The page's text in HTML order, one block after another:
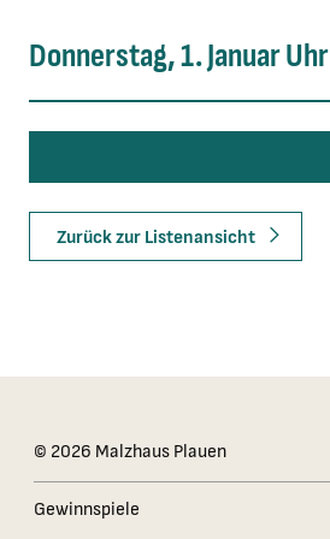
Donnerstag, 1. Januar Uhr
Zurück zur Listenansicht
Das Kleingedruckte
© 2026 Malzhaus Plauen
Gewinnspiele